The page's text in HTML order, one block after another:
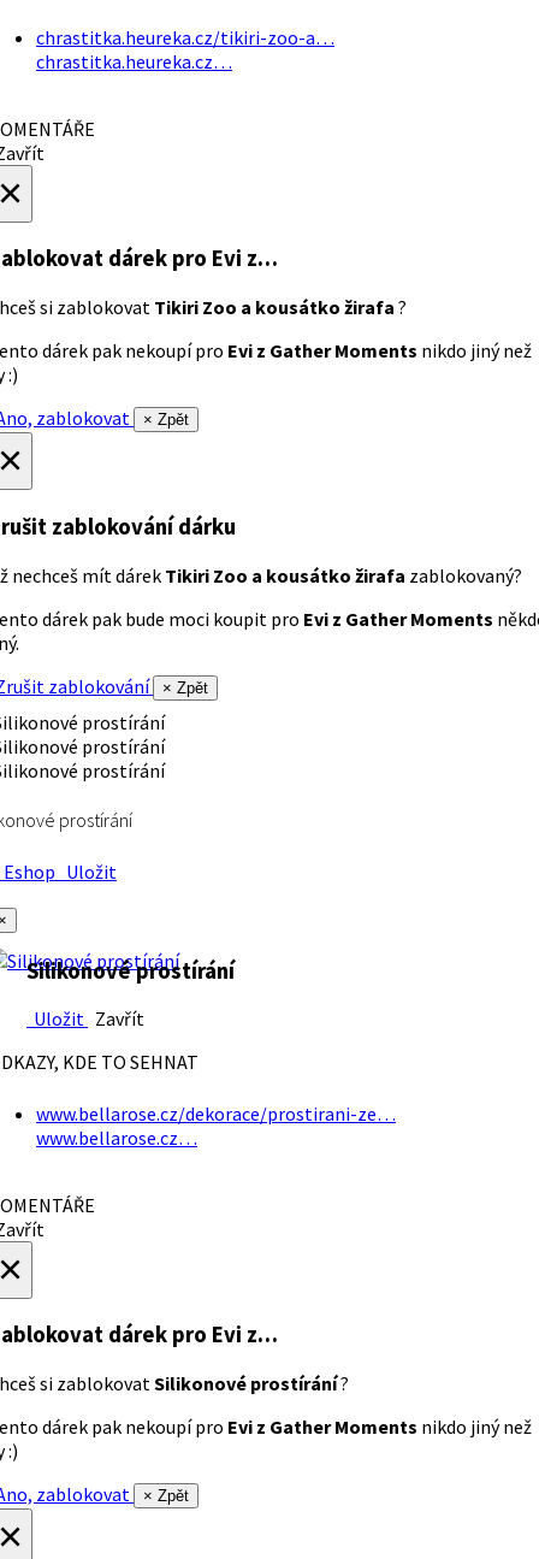
chrastitka.heureka.cz/tikiri-zoo-a…
chrastitka.heureka.cz…
dárek pro Evi z…
si zablokovat Tikiri Zoo a kousátko žirafa ?
dárek pak nekoupí pro Evi z Gather Moments nikdo jiný než
:)
zablokovat
× Zpět
zablokování dárku
nechceš mít dárek Tikiri Zoo a kousátko žirafa zablokovaný?
dárek pak bude moci koupit pro Evi z Gather Moments
zablokování
× Zpět
prostírání
Uložit
Silikonové prostírání
Uložit Zavřít
KDE TO SEHNAT
www.bellarose.cz/dekorace/prostirani-ze…
www.bellarose.cz…
dárek pro Evi z…
si zablokovatSilikonové prostírání?
dárek pak nekoupí pro Evi z Gather Moments nikdo jiný než
:)
zablokovat
× Zpět